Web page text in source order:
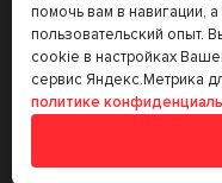
rtt@m-masel.ru
помочь вам в навигации,
пользовательский опыт.
cookie в настройках
сервис Яндекс.Метрика
политике